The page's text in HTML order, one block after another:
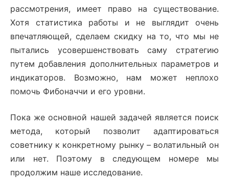
рассмотрения, имеет право на существование.
Хотя статистика работы и не выглядит очень
впечатляющей, сделаем скидку на то, что мы не
пытались усовершенствовать саму стратегию
путем добавления дополнительных параметров и
индикаторов. Возможно, нам может неплохо
помочь Фибоначчи и его уровни.
Пока же основной нашей задачей является поиск
метода, который позволит адаптироваться
советнику к конкретному рынку – волатильный он
или нет. Поэтому в следующем номере мы
продолжим наше исследование.